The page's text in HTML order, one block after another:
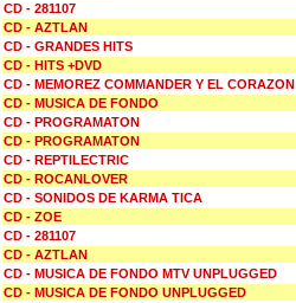
CD - 281107
CD - AZTLAN
CD - GRANDES HITS
CD - HITS +DVD
CD - MEMOREZ COMMANDER Y EL CORAZON
CD - MUSICA DE FONDO
CD - PROGRAMATON
CD - PROGRAMATON
CD - REPTILECTRIC
CD - ROCANLOVER
CD - SONIDOS DE KARMA TICA
CD - ZOE
CD - 281107
CD - AZTLAN
CD - MUSICA DE FONDO MTV UNPLUGGED
CD - MUSICA DE FONDO UNPLUGGED